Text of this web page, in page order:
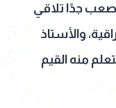
«صعب جدًا تلاقي
والأستاذ
منه القيم